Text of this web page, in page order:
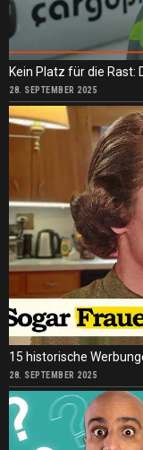
Kein Platz für die Rast:
28. SEPTEMBER 2025
15 historische
28. SEPTEMBER 2025